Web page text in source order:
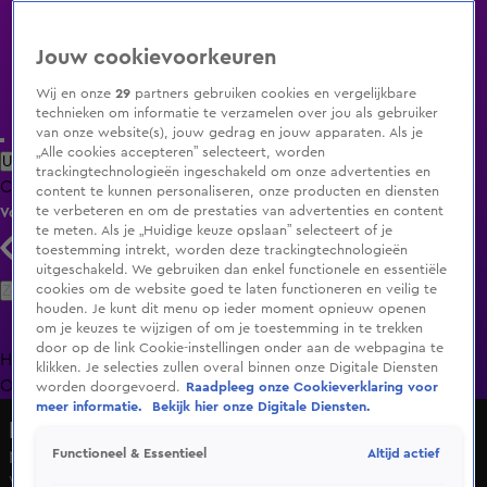
Uitzending Gemist Populaire programma's Zenders Genres
ClipsFilmsRadioSmart TV inlogShop
Volg KIJK
Zoeken
HomeUitzending Gemist Programma's De Bondgenoten
OranjezomerLivestreamsShop
N36 dicht na ongeval met meerdere vrachtauto's
Wo 17 juni, 16:18
Jouw cookievoorkeuren
Wij en onze29 partners gebruiken cookies en vergelijkbare
technieken om informatie te verzamelen over jou als gebruiker
van onze website(s), jouw gedrag en jouw apparaten. Als je
„Alle cookies accepteren” selecteert, worden
trackingtechnologieën ingeschakeld om onze advertenties en
content te kunnen personaliseren, onze producten en diensten
te verbeteren en om de prestaties van advertenties en content
te meten. Als je „Huidige keuze opslaan” selecteert of je
toestemming intrekt, worden deze trackingtechnologieën
uitgeschakeld. We gebruiken dan enkel functionele en essentiële
cookies om de website goed te laten functioneren en veilig te
houden. Je kunt dit menu op ieder moment opnieuw openen
om je keuzes te wijzigen of om je toestemming in te trekken
door op de link Cookie-instellingen onder aan de webpagina te
klikken. Je selecties zullen overal binnen onze Digitale Diensten
worden doorgevoerd.
Raadpleeg onze Cookieverklaring voor
meer informatie.
Bekijk hier onze Digitale Diensten.
Functioneel & Essentieel Altijd actief